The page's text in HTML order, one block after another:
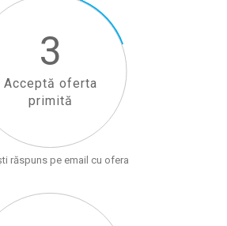
3
Acceptă oferta
primită
răspuns pe email cu ofera